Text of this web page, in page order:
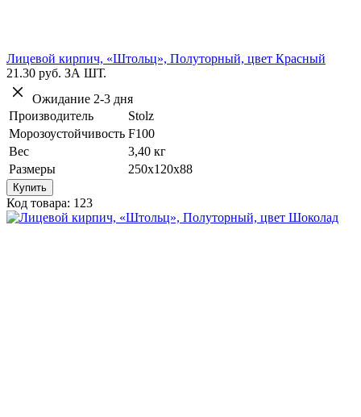
Лицевой кирпич, «Штольц», Полуторный, цвет Красный
21.30 руб. ЗА ШТ.
Ожидание 2-3 дня
Производитель
Stolz
Морозоустойчивость F100
Вес
3,40 кг
Размеры
250х120х88
Купить
Код товара: 123